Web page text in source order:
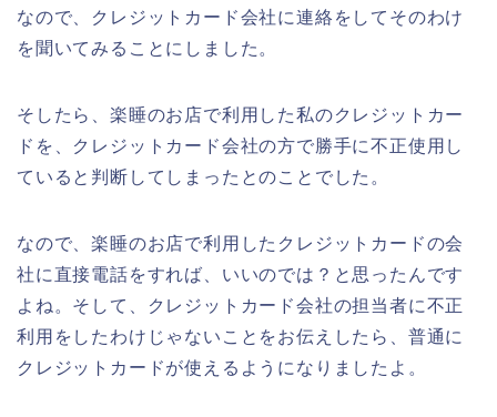
なので、クレジットカード会社に連絡をしてそのわけ
を聞いてみることにしました。
そしたら、楽睡のお店で利用した私のクレジットカー
ドを、クレジットカード会社の方で勝手に不正使用し
ていると判断してしまったとのことでした。
なので、楽睡のお店で利用したクレジットカードの会
社に直接電話をすれば、いいのでは？と思ったんです
よね。そして、クレジットカード会社の担当者に不正
利用をしたわけじゃないことをお伝えしたら、普通に
クレジットカードが使えるようになりましたよ。